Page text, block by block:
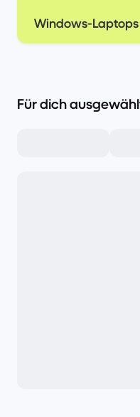
Windows-Laptops
Für dich